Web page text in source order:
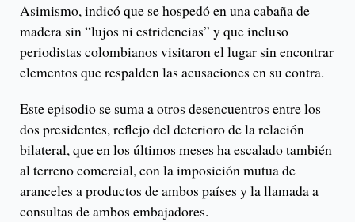
Asimismo, indicó que se hospedó en una cabaña de
madera sin “lujos ni estridencias” y que incluso
periodistas colombianos visitaron el lugar sin encontrar
elementos que respalden las acusaciones en su contra.
Este episodio se suma a otros desencuentros entre los
dos presidentes, reflejo del deterioro de la relación
bilateral, que en los últimos meses ha escalado también
al terreno comercial, con la imposición mutua de
aranceles a productos de ambos países y la llamada a
consultas de ambos embajadores.